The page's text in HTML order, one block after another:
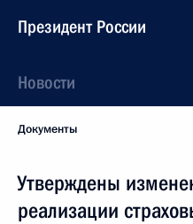
Президент России
Новости
Документы
Утверждены
реализации